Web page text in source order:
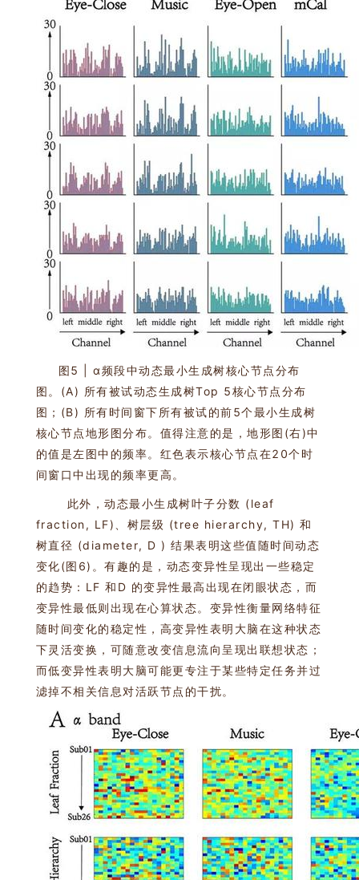
图5 | α频段中动态最小生成树核心节点分布
图。(A) 所有被试动态生成树Top 5核心节点分布
图；(B) 所有时间窗下所有被试的前5个最小生成树
核心节点地形图分布。值得注意的是，地形图(右)中
的值是左图中的频率。红色表示核心节点在20个时
间窗口中出现的频率更高。
此外，动态最小生成树叶子分数 (leaf
fraction, LF)、树层级 (tree hierarchy, TH) 和
树直径 (diameter, D ) 结果表明这些值随时间动态
变化(图6)。有趣的是，动态变异性呈现出一些稳定
的趋势：LF 和D 的变异性最高出现在闭眼状态，而
变异性最低则出现在心算状态。变异性衡量网络特征
随时间变化的稳定性，高变异性表明大脑在这种状态
下灵活变换，可随意改变信息流向呈现出联想状态；
而低变异性表明大脑可能更专注于某些特定任务并过
滤掉不相关信息对活跃节点的干扰。